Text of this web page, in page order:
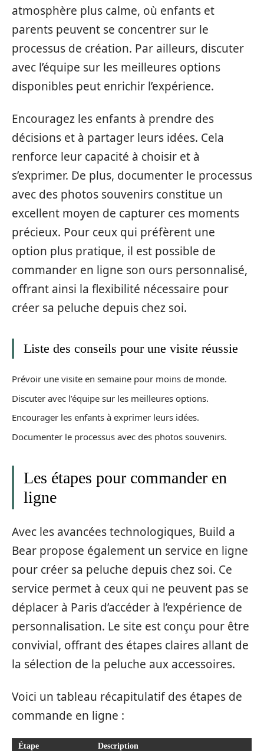
atmosphère plus calme, où enfants et
parents peuvent se concentrer sur le
processus de création. Par ailleurs, discuter
avec l’équipe sur les meilleures options
disponibles peut enrichir l’expérience.
Encouragez les enfants à prendre des
décisions et à partager leurs idées. Cela
renforce leur capacité à choisir et à
s’exprimer. De plus, documenter le processus
avec des photos souvenirs constitue un
excellent moyen de capturer ces moments
précieux. Pour ceux qui préfèrent une
option plus pratique, il est possible de
commander en ligne son ours personnalisé,
offrant ainsi la flexibilité nécessaire pour
créer sa peluche depuis chez soi.
Liste des conseils pour une visite réussie
Prévoir une visite en semaine pour moins de monde.
Discuter avec l’équipe sur les meilleures options.
Encourager les enfants à exprimer leurs idées.
Documenter le processus avec des photos souvenirs.
Les étapes pour commander en
ligne
Avec les avancées technologiques, Build a
Bear propose également un service en ligne
pour créer sa peluche depuis chez soi. Ce
service permet à ceux qui ne peuvent pas se
déplacer à Paris d’accéder à l’expérience de
personnalisation. Le site est conçu pour être
convivial, offrant des étapes claires allant de
la sélection de la peluche aux accessoires.
Voici un tableau récapitulatif des étapes de
commande en ligne :
Étape Description